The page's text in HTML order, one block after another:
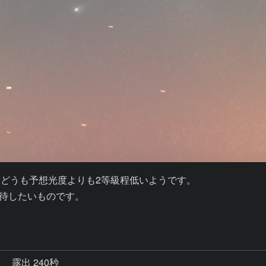
も予想光度よりも2等級程低いようです。
たいものです。
露出 240秒